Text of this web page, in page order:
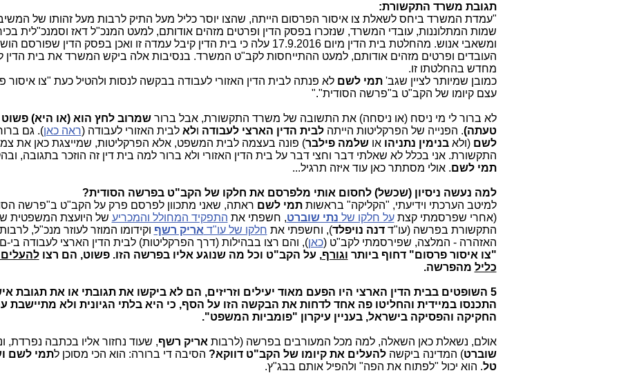
תגובת משרד התקשורת:
"עמדת המשרד ביחס לשאלת צו איסור הפרסום הייתה, שהצו יוסר כליל מעל התיק לרבות מעל זהותו של
שמות המתלוננות, עובדי המשרד, שנזכרו בפסק הדין ופרטים מזהים אודותם, למעט המנכ"ל דאז וסמנכ"לית
ומשאבי אנוש. מהחלטת בית הדין מיום 17.9.2016 עלה כי בית הדין קיבל עמדה זו ואכן בפסק הדין
העובדים ופרטים מזהים אודותם, למעט ההתייחסות לקב"ט המשרד. בנסיבות אלה ביקש המשרד את בית הדין
מחדש בהחלטתו זו.
כמובן שמיותר לציין שגב'תמי לשם לא פנתה לבית הדין האזורי לעבודה בבקשה לנסות ולהטיל כעת "צו איסור
עצם קיומו של הקב"ט ב"פרשה הסודית"."
לא ברור לי מי ניסח (או ניסחה) את התשובה של משרד התקשורת, אבל ברורשמרוב לחץ הוא (או היא)
טעתה). הפנייה של הפרקליטות הייתהלבית הדין הארצי לעבודה ולא לבית האזורי לעבודה (ראה כאן). גם
לשם (ולאבנימין נתניהו אושלמה פילבר) פונה בעצמה לבית המשפט, אלא הפרקליטות, שמייצגת כאן את
התקשורת. אני בכלל לא שאלתי דבר וחצי דבר על בית הדין האזורי ולא ברור למה בית דין זה הוזכר בתגובה,
תמי לשם. אולי מסתתר כאן עוד איזה תרגיל...
למה נעשה ניסיון (שכשל) לחסום אותי מלפרסם את חלקו של הקב"ט בפרשה הסודית?
למיטב הערכתי וידיעתי, "הקליקה" בראשותתמי לשם ראתה, שאני מתכוון לפרסם פרק על הקב"ט ב"פרשה
(אחרי שפרסמתי קצתעל חלקו של נתי שוברט, חשפתי את התפקיד המחולל והמכריע של היועצת המשפטית
התקשורת בפרשה (עו"דדנה נויפלד), וחשפתי את חלקו של עו"ד אריק רשף וקידומו המוזר לעוזר מנכ"ל,
האזהרה - המלצה, שפירסמתי לקב"ט (כאן), והם רצו בבהילות (דרך הפרקליטות) לבית הדין הארצי לעבודה בי-ם
"צו איסור פרסום" דחוף ביותר וגורף, על הקב"ט וכל מה שנוגע אליו בפרשה הזו. פשוט, הם רצולהעלים
כליל מהפרשה.
5 השופטים בבית הדין הארצי היו הפעם מאוד יעילים וזריזים, הם לא ביקשו את תגובתי או את תגובת
התכנסו במיידית והחליטו פה אחד לדחות את הבקשה הזו על הסף, כי היא בלתי הגיונית ולא מתיישבת
החקיקה והפסיקה בישראל, בעניין עיקרון "פומביות המשפט".
אולם, נשאלת כאן השאלה, למה מכל המעורבים בפרשה (לרבות אריק רשף, שעוד נחזור אליו בכתבה נפרדת,
שוברט) המדינה ביקשהלהעלים את קיומו של הקב"ט דווקא? הסיבה די ברורה: הוא הכי מסוכן לתמי לשם
טל. הוא יכול "לפתוח את הפה" ולהפיל אותם בבג"ץ.